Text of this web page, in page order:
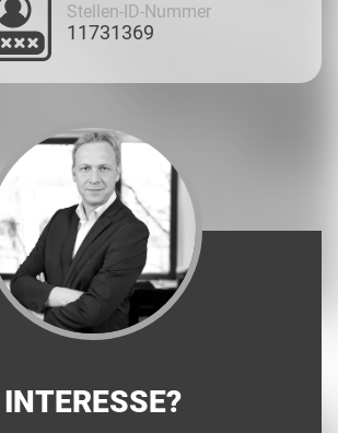
Stellen-ID-Nummer
11731369
INTERESSE?